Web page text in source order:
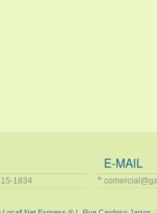
1834
E-MAIL
*